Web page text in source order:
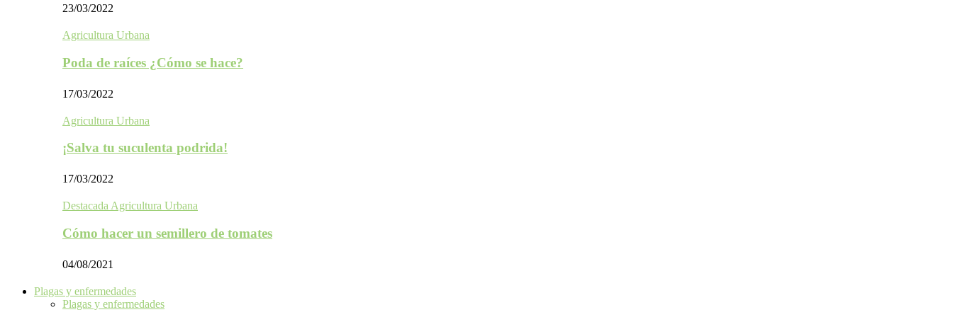
23/03/2022
Agricultura Urbana
Poda de raíces ¿Cómo se hace?
17/03/2022
Agricultura Urbana
¡Salva tu suculenta podrida!
17/03/2022
Destacada Agricultura Urbana
Cómo hacer un semillero de tomates
04/08/2021
Plagas y enfermedades
Plagas y enfermedades